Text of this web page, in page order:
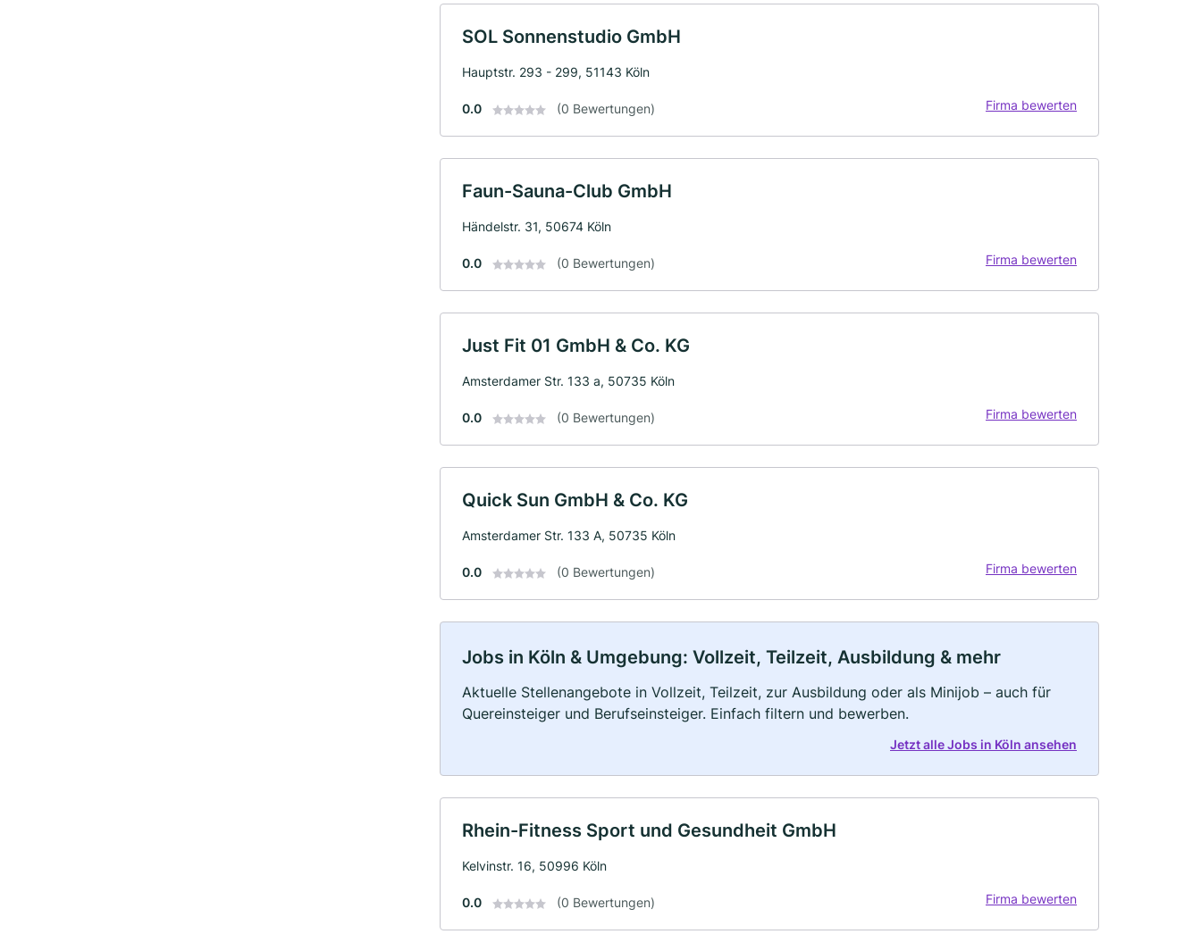
SOL Sonnenstudio GmbH
Hauptstr. 293 - 299, 51143 Köln
0.0 (0 Bewertungen) Firma bewerten
Faun-Sauna-Club GmbH
Händelstr. 31, 50674 Köln
0.0 (0 Bewertungen) Firma bewerten
Just Fit 01 GmbH & Co. KG
Amsterdamer Str. 133 a, 50735 Köln
0.0 (0 Bewertungen) Firma bewerten
Quick Sun GmbH & Co. KG
Amsterdamer Str. 133 A, 50735 Köln
0.0 (0 Bewertungen) Firma bewerten
Jobs in Köln & Umgebung: Vollzeit, Teilzeit, Ausbildung & mehr
Aktuelle Stellenangebote in Vollzeit, Teilzeit, zur Ausbildung oder als Minijob – auch für
Quereinsteiger und Berufseinsteiger. Einfach filtern und bewerben.
Jetzt alle Jobs in Köln ansehen
Rhein-Fitness Sport und Gesundheit GmbH
Kelvinstr. 16, 50996 Köln
0.0 (0 Bewertungen) Firma bewerten